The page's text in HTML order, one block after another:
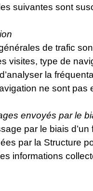
suivantes sont
de trafic
visites, type de
la
ne sont pas
envoyés par le
par le biais
par la Structure
informations